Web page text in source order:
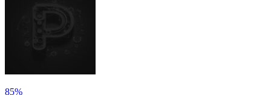
85%